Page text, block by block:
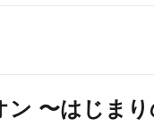
ン 〜はじま